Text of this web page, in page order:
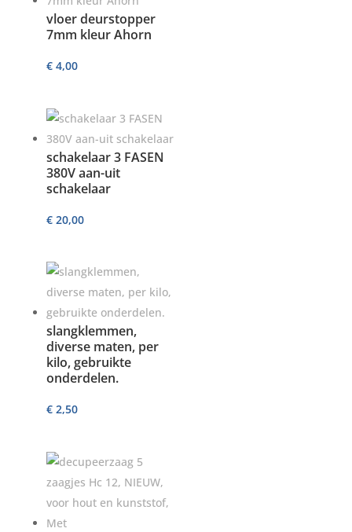
vloer deurstopper
7mm kleur Ahorn
€4,00
schakelaar 3 FASEN
380V aan-uit
schakelaar
€20,00
slangklemmen,
diverse maten, per
kilo, gebruikte
onderdelen.
€2,50